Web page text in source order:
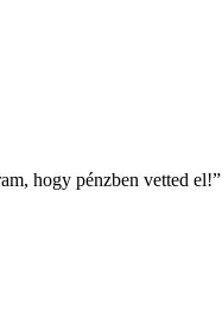
hogy pénzben vetted el!”